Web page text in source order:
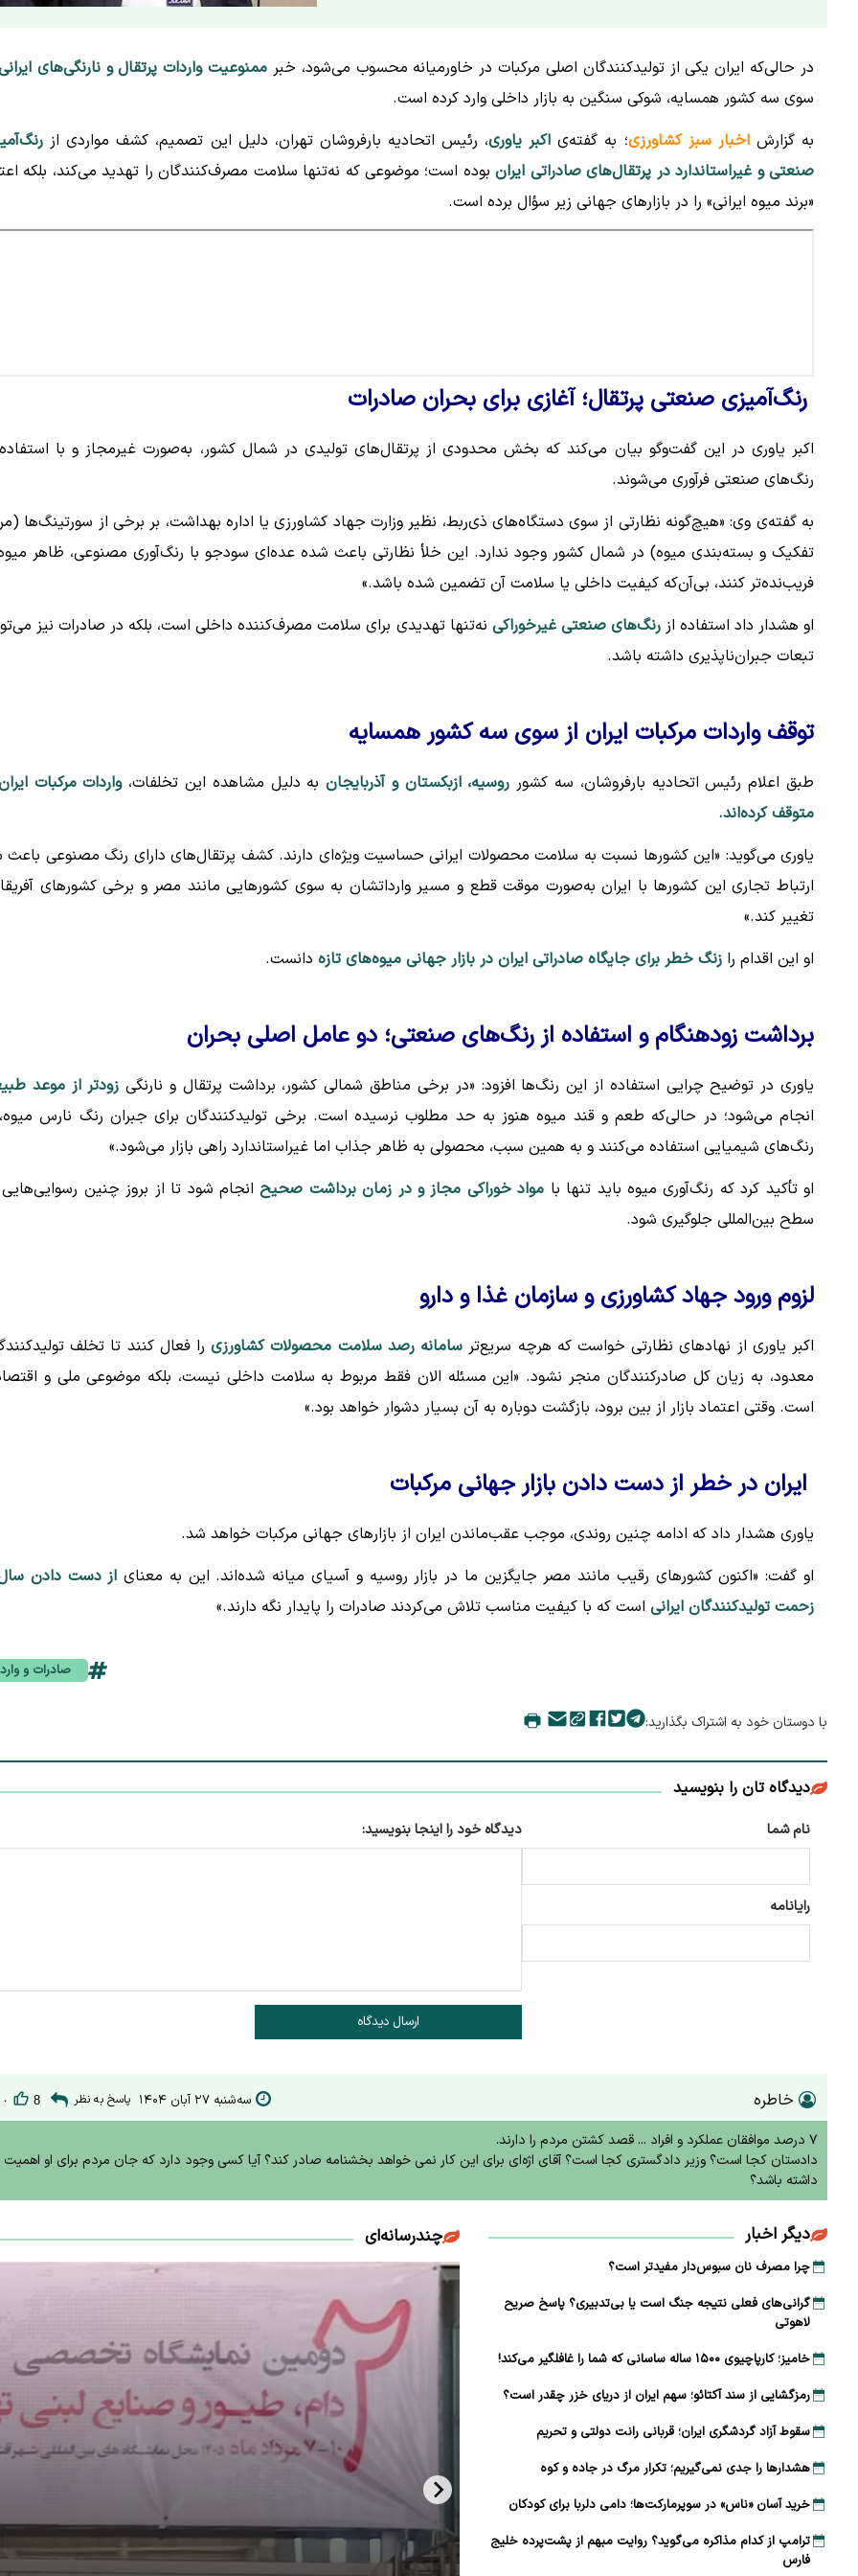
در حالی‌که ایران یکی از تولیدکنندگان اصلی مرکبات در خاورمیانه محسوب می‌شود، خبر ممنوعیت واردات پرتقال و نارنگی‌های
سوی سه کشور همسایه، شوکی سنگین به بازار داخلی وارد کرده است.
به گزارشاخبار سبز کشاورزی؛ به گفته‌ی اکبر یاوری، رئیس اتحادیه بارفروشان تهران، دلیل این تصمیم، کشف مواردی از
صنعتی و غیراستاندارد در پرتقال‌های صادراتی ایرانبوده است؛ موضوعی که نه‌تنها سلامت مصرف‌کنندگان را تهدید می‌کند، بلکه
«برند میوه ایرانی» را در بازارهای جهانی زیر سؤال برده است.
رنگ‌آمیزی صنعتی پرتقال؛ آغازی برای بحران صادرات
اکبر یاوری در این گفت‌وگو بیان می‌کند که بخش محدودی از پرتقال‌های تولیدی در شمال کشور، به‌صورت غیرمجاز و با استفاده
رنگ‌های صنعتی فرآوری می‌شوند.
به گفته‌ی وی: «هیچ‌گونه نظارتی از سوی دستگاه‌های ذی‌ربط، نظیر وزارت جهاد کشاورزی یا اداره بهداشت، بر برخی از سورتینگ‌ها
تفکیک و بسته‌بندی میوه) در شمال کشور وجود ندارد. این خلأ نظارتی باعث شده عده‌ای سودجو با رنگ‌آوری مصنوعی، ظاهر
فریب‌نده‌تر کنند، بی‌آن‌که کیفیت داخلی یا سلامت آن تضمین شده باشد.»
او هشدار داد استفاده ازرنگ‌های صنعتی غیرخوراکی نه‌تنها تهدیدی برای سلامت مصرف‌کننده داخلی است، بلکه در صادرات نیز
تبعات جبران‌ناپذیری داشته باشد.
توقف واردات مرکبات ایران از سوی سه کشور همسایه
طبق اعلام رئیس اتحادیه بارفروشان، سه کشور روسیه، ازبکستان و آذربایجانبه دلیل مشاهده این تخلفات،واردات مرکبات
متوقف کرده‌اند.
یاوری می‌گوید: «این کشورها نسبت به سلامت محصولات ایرانی حساسیت ویژه‌ای دارند. کشف پرتقال‌های دارای رنگ مصنوعی
ارتباط تجاری این کشورها با ایران به‌صورت موقت قطع و مسیر وارداتشان به سوی کشورهایی مانند مصر و برخی کشورهای
تغییر کند.»
او این اقدام را زنگ خطر برای جایگاه صادراتی ایران در بازار جهانی میوه‌های تازه دانست.
برداشت زودهنگام و استفاده از رنگ‌های صنعتی؛ دو عامل اصلی بحران
یاوری در توضیح چرایی استفاده از این رنگ‌ها افزود: «در برخی مناطق شمالی کشور، برداشت پرتقال و نارنگی زودتر از موعد
انجام می‌شود؛ در حالی‌که طعم و قند میوه هنوز به حد مطلوب نرسیده است. برخی تولیدکنندگان برای جبران رنگ نارس میوه،
رنگ‌های شیمیایی استفاده می‌کنند و به همین سبب، محصولی به ظاهر جذاب اما غیراستاندارد راهی بازار می‌شود.»
او تأکید کرد که رنگ‌آوری میوه باید تنها با مواد خوراکی مجاز و در زمان برداشت صحیحانجام شود تا از بروز چنین رسوایی‌هایی
سطح بین‌المللی جلوگیری شود.
لزوم ورود جهاد کشاورزی و سازمان غذا و دارو
اکبر یاوری از نهادهای نظارتی خواست که هرچه سریع‌تر سامانه رصد سلامت محصولات کشاورزیرا فعال کنند تا تخلف
معدود، به زیان کل صادرکنندگان منجر نشود. «این مسئله الان فقط مربوط به سلامت داخلی نیست، بلکه موضوعی ملی و
است. وقتی اعتماد بازار از بین برود، بازگشت دوباره به آن بسیار دشوار خواهد بود.»
ایران در خطر از دست دادن بازار جهانی مرکبات
یاوری هشدار داد که ادامه چنین روندی، موجب عقب‌ماندن ایران از بازارهای جهانی مرکبات خواهد شد.
او گفت: «اکنون کشورهای رقیب مانند مصر جایگزین ما در بازار روسیه و آسیای میانه شده‌اند. این به معنای از دست دادن
زحمت تولیدکنندگان ایرانی است که با کیفیت مناسب تلاش می‌کردند صادرات را پایدار نگه دارند.»
صادرات و
با دوستان خود به اشتراک بگذارید:
دیدگاه تان را بنویسید
نام شما
رایانامه
دیدگاه خود را اینجا بنویسید:
ارسال دیدگاه
خاطره سه‌شنبه ۲۷ آبان ۱۴۰۴ پاسخ به نظر 8 ۰
۷ درصد موافقان عملکرد و افراد ... قصد کشتن مردم را دارند.
دادستان کجا است؟ وزیر دادگستری کجا است؟ آقای اژه‌ای برای این کار نمی خواهد بخشنامه صادر کند؟ آیا کسی وجود دارد که جان مردم برای او اهمیت
داشته باشد؟
دیگر اخبار
چرا مصرف نان سبوس‌دار مفیدتر است؟
گرانی‌های فعلی نتیجه جنگ است یا بی‌تدبیری؟ پاسخ صریح
لاهوتی
خامیز؛ کارپاچیوی ۱۵۰۰ ساله ساسانی که شما را غافلگیر می‌کند!
رمزگشایی از سند آکتائو؛ سهم ایران از دریای خزر چقدر است؟
سقوط آزاد گردشگری ایران؛ قربانی رانت دولتی و تحریم
هشدارها را جدی نمی‌گیریم؛ تکرار مرگ در جاده و کوه
خرید آسان «ناس» در سوپرمارکت‌ها؛ دامی دلربا برای کودکان
ترامپ از کدام مذاکره می‌گوید؟ روایت مبهم از پشت‌پرده خلیج
فارس
چندرسانه‌ای